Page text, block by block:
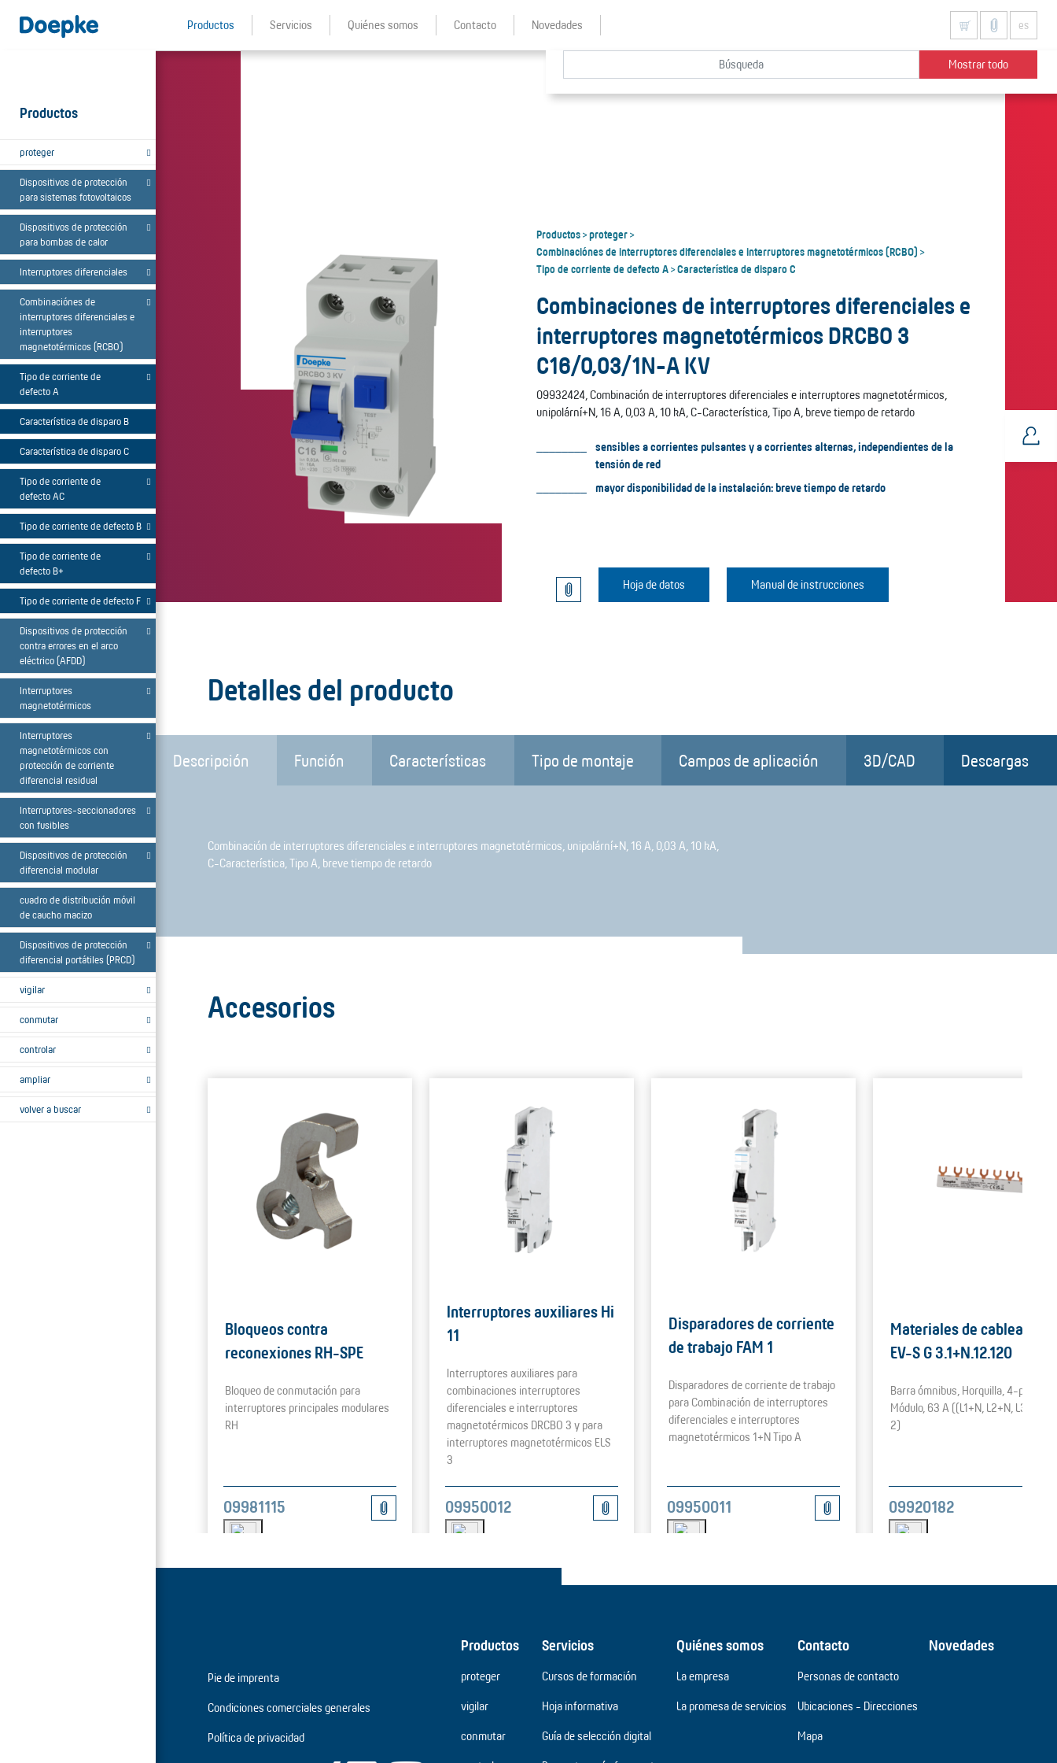
es
Productos Servicios Quiénes somos Contacto Novedades
Mostrar todo
Productos
proteger
Dispositivos de protección
para sistemas fotovoltaicos
Dispositivos de protección
para bombas de calor
Interruptores diferenciales
Combinaciónes de
interruptores diferenciales e
interruptores
magnetotérmicos (RCBO)
Tipo de corriente de
defecto A
Característica de disparo B
Característica de disparo C
Tipo de corriente de
defecto AC
Tipo de corriente de defecto B
Tipo de corriente de
defecto B+
Tipo de corriente de defecto F
Dispositivos de protección
contra errores en el arco
eléctrico (AFDD)
Interruptores
magnetotérmicos
Interruptores
magnetotérmicos con
protección de corriente
diferencial residual
Interruptores-seccionadores
con fusibles
Dispositivos de protección
diferencial modular
cuadro de distribución móvil
de caucho macizo
Dispositivos de protección
diferencial portátiles (PRCD)
vigilar
conmutar
controlar
ampliar
volver a buscar
Productos>proteger>
Combinaciónes de interruptores diferenciales e interruptores magnetotérmicos (RCBO) >
Tipo de corriente de defecto A>Característica de disparo C
Combinaciones de interruptores diferenciales e
interruptores magnetotérmicos DRCBO 3
C16/0,03/1N-A KV
09932424, Combinación de interruptores diferenciales e interruptores magnetotérmicos,
unipolární+N, 16 A, 0,03 A, 10 kA, C-Característica, Tipo A, breve tiempo de retardo
sensibles a corrientes pulsantes y a corrientes alternas, independientes de la
tensión de red
mayor disponibilidad de la instalación: breve tiempo de retardo
Hoja de datos Manual de instrucciones
Detalles del producto
Descripción Función Características Tipo de montaje Campos de aplicación 3D/CAD Descargas
Combinación de interruptores diferenciales e interruptores magnetotérmicos, unipolární+N, 16 A, 0,03 A, 10 kA,
C-Característica, Tipo A, breve tiempo de retardo
Accesorios
Bloqueos contra
reconexiones RH-SPE
Bloqueo de conmutación para
interruptores principales modulares
RH
09981115
Interruptores auxiliares Hi
11
Interruptores auxiliares para
combinaciones interruptores
diferenciales e interruptores
magnetotérmicos DRCBO 3 y para
interruptores magnetotérmicos ELS
3
09950012
Disparadores de corriente
de trabajo FAM 1
Disparadores de corriente de trabajo
para Combinación de interruptores
diferenciales e interruptores
magnetotérmicos 1+N Tipo A
09950011
Materiales de cableado
EV-S G 3.1+N.12.120
Barra ómnibus, Horquilla, 4-polos,
Módulo, 63 A ((L1+N, L2+N, L3+N) x
2)
09920182
Pie de imprenta
Condiciones comerciales generales
Política de privacidad
Productos
proteger
vigilar
conmutar
Servicios
Cursos de formación
Hoja informativa
Guía de selección digital
Quiénes somos
La empresa
La promesa de servicios
Contacto
Personas de contacto
Ubicaciones - Direcciones
Mapa
Novedades